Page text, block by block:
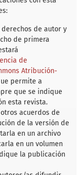
de autor y
de primera
de
Atribución-
permite a
que se indique
esta revista.
acuerdos de
de la versión de
en un archivo
en un volumen
la publicación